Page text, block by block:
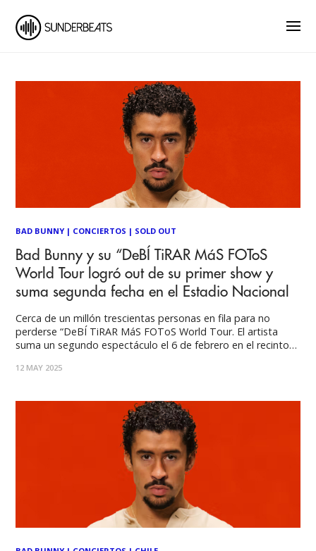
BAD BUNNY| CONCIERTOS | SOLD OUT
Bad Bunny y su “DeBÍ TiRAR MáS FOToS
World Tour logró out de su primer show y
suma segunda fecha en el Estadio Nacional
Cerca de un millón trescientas personas en fila para no
perderse “DeBÍ TiRAR MáS FOToS World Tour. El artista
suma un segundo espectáculo el 6 de febrero en el recinto
12 MAY 2025